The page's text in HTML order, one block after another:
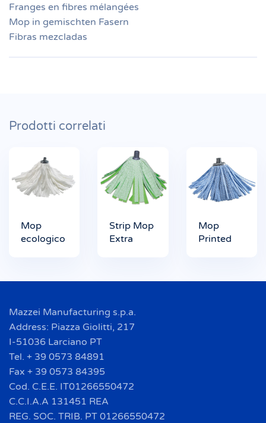
Franges en fibres mélangées
Mop in gemischten Fasern
Fibras mezcladas
Prodotti correlati
Mop
ecologico
Strip Mop
Extra
Mop
Printed
Mazzei Manufacturing s.p.a.
Address: Piazza Giolitti, 217
I-51036 Larciano PT
Tel. + 39 0573 84891
Fax + 39 0573 84395
Cod. C.E.E. IT01266550472
C.C.I.A.A 131451 REA
REG. SOC. TRIB. PT 01266550472